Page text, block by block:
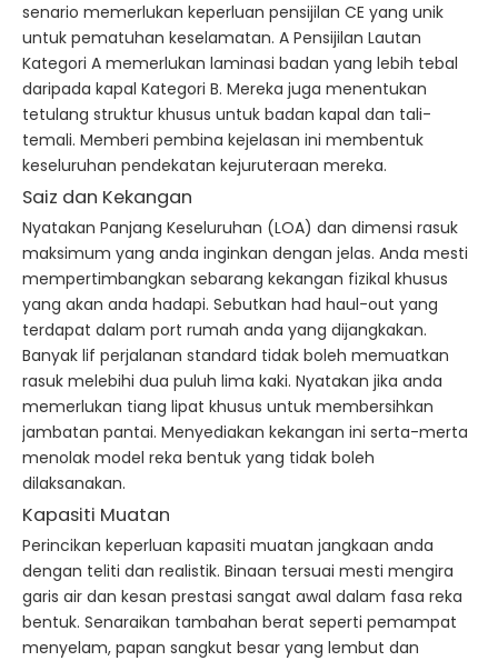
senario memerlukan keperluan pensijilan CE yang unik
untuk pematuhan keselamatan. A Pensijilan Lautan
Kategori A memerlukan laminasi badan yang lebih tebal
daripada kapal Kategori B. Mereka juga menentukan
tetulang struktur khusus untuk badan kapal dan tali-
temali. Memberi pembina kejelasan ini membentuk
keseluruhan pendekatan kejuruteraan mereka.
Saiz dan Kekangan
Nyatakan Panjang Keseluruhan (LOA) dan dimensi rasuk
maksimum yang anda inginkan dengan jelas. Anda mesti
mempertimbangkan sebarang kekangan fizikal khusus
yang akan anda hadapi. Sebutkan had haul-out yang
terdapat dalam port rumah anda yang dijangkakan.
Banyak lif perjalanan standard tidak boleh memuatkan
rasuk melebihi dua puluh lima kaki. Nyatakan jika anda
memerlukan tiang lipat khusus untuk membersihkan
jambatan pantai. Menyediakan kekangan ini serta-merta
menolak model reka bentuk yang tidak boleh
dilaksanakan.
Kapasiti Muatan
Perincikan keperluan kapasiti muatan jangkaan anda
dengan teliti dan realistik. Binaan tersuai mesti mengira
garis air dan kesan prestasi sangat awal dalam fasa reka
bentuk. Senaraikan tambahan berat seperti pemampat
menyelam, papan sangkut besar yang lembut dan